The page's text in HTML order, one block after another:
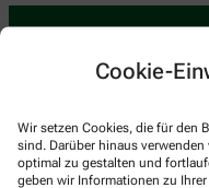
Cookie-
Wir setzen Cookies, die für den
sind. Darüber hinaus
optimal zu gestalten und
geben wir Informationen zu
Marien-Apotheke
oHG